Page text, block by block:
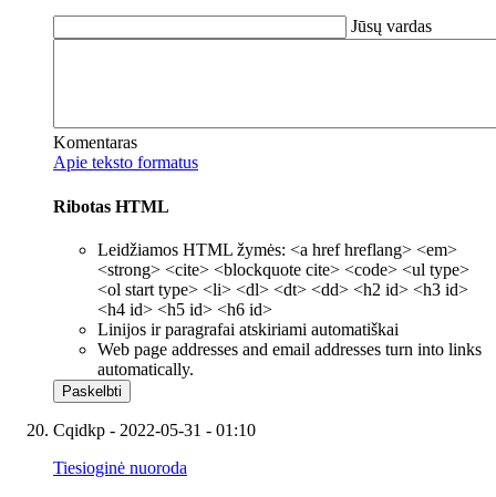
Jūsų vardas
Komentaras
Apie teksto formatus
Ribotas HTML
Leidžiamos HTML žymės: <a href hreflang> <em>
<strong> <cite> <blockquote cite> <code> <ul type>
<ol start type> <li> <dl> <dt> <dd> <h2 id> <h3 id>
<h4 id> <h5 id> <h6 id>
Linijos ir paragrafai atskiriami automatiškai
Web page addresses and email addresses turn into links
automatically.
Cqidkp - 2022-05-31 - 01:10
Tiesioginė nuoroda